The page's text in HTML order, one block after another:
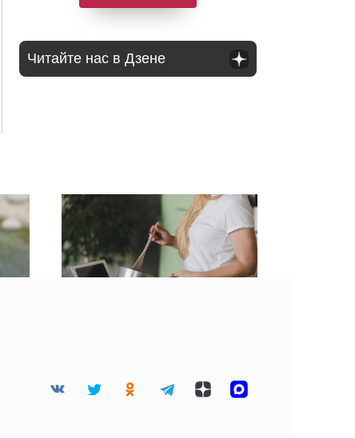
Читайте нас в Дзене
минут без яиц и дрожжей
— получаются не жирные